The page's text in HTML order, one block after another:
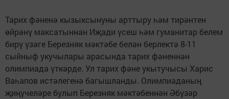
Тарих фәненә кызыксынуны арттыру һәм тирәнтен
өйрәнү максатыннан Иҗади үсеш һәм гуманитар белем
бирү үзәге Березняк мәктәбе белән берлектә 8-11
сыйныф укучылары арасында тарих фәненнән
олимпиада үткәрде. Ул тарих фәне укытучысы Харис
Ваһапов истәлегенә багышланды. Олимпиаданың
җиңүчеләре булып Березняк мәктәбеннән Әбүзәр